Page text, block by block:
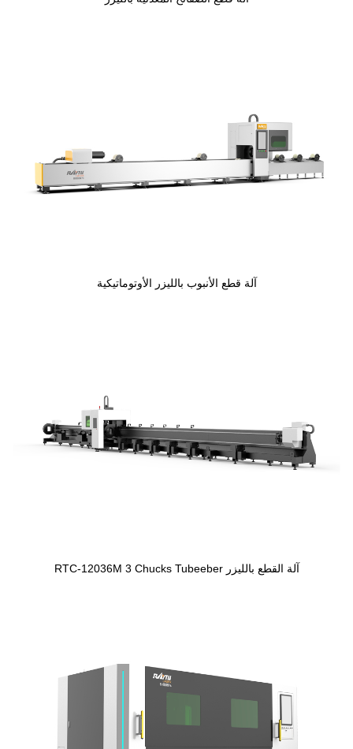
آلة قطع الأنبوب بالليزر الأوتوماتيكية
آلة القطع بالليزر RTC-12036M 3 Chucks Tubeeber